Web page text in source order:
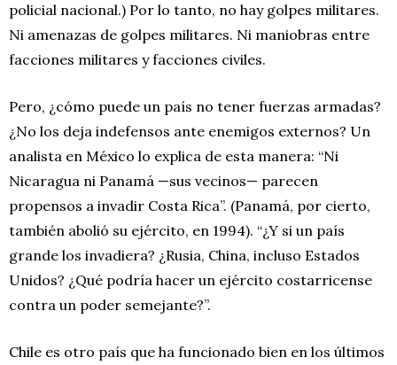
policial nacional.) Por lo tanto, no hay golpes militares.
Ni amenazas de golpes militares. Ni maniobras entre
facciones militares y facciones civiles.
Pero, ¿cómo puede un país no tener fuerzas armadas?
¿No los deja indefensos ante enemigos externos? Un
analista en México lo explica de esta manera: “Ni
Nicaragua ni Panamá —sus vecinos— parecen
propensos a invadir Costa Rica”. (Panamá, por cierto,
también abolió su ejército, en 1994). “¿Y si un país
grande los invadiera? ¿Rusia, China, incluso Estados
Unidos? ¿Qué podría hacer un ejército costarricense
contra un poder semejante?”.
Chile es otro país que ha funcionado bien en los últimos